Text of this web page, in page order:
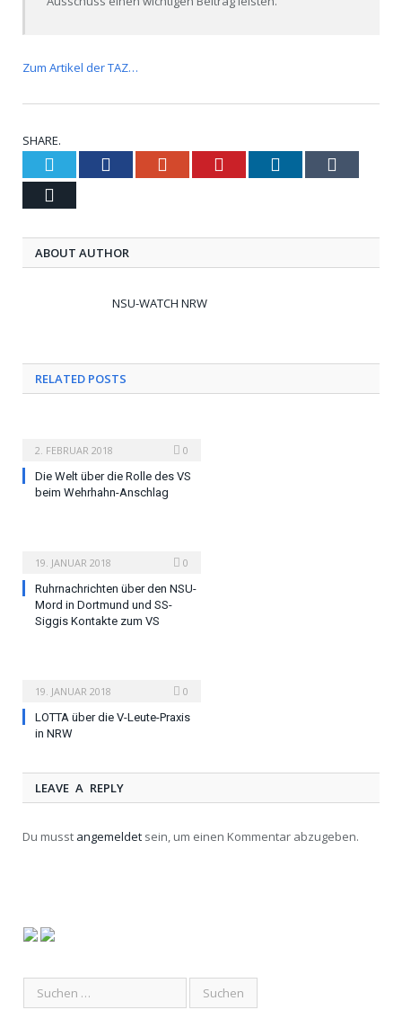
Zum Artikel der TAZ…
SHARE.
Twitter Facebook Google+ Pinterest LinkedIn
ABOUT AUTHOR
NSU-WATCH NRW
RELATED POSTS
2. FEBRUAR 2018
0
Die Welt über die Rolle des VS
beim Wehrhahn-Anschlag
19. JANUAR 2018
0
Ruhrnachrichten über den NSU-
Mord in Dortmund und SS-
Siggis Kontakte zum VS
19. JANUAR 2018
0
LOTTA über die V-Leute-Praxis
in NRW
LEAVE A REPLY
Du musst angemeldet sein, um einen Kommentar abzugeben.